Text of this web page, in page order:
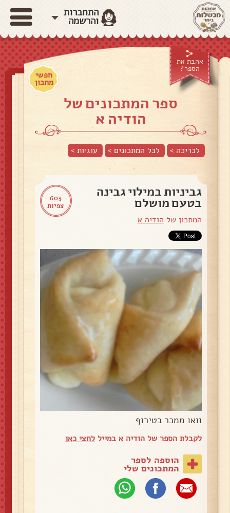
התחברות
והרשמה
אהבת את
הספר?
חפשי
מתכון
ספר המתכונים של
הודיה א
לכריכה > לכל המתכונים > עוגיות>
603
צפיות
גביניות במילוי גבינה
בטעם מושלם
המתכון של הודיה א
וואו ממכר בטירוף
לקבלת הספר של הודיה א במייללחצי כאן
הוספה לספר
המתכונים שלי